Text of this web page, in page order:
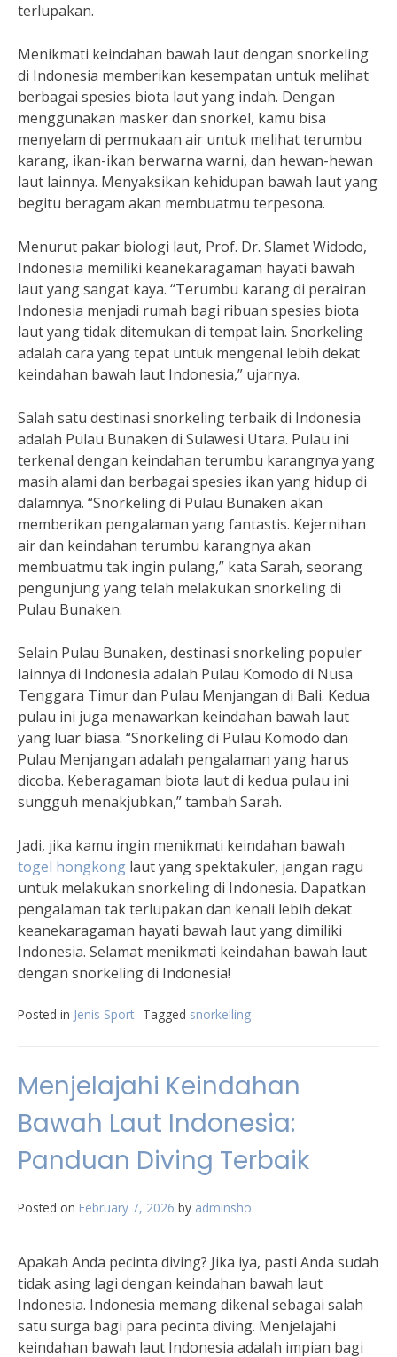
terlupakan.
Menikmati keindahan bawah laut dengan snorkeling
di Indonesia memberikan kesempatan untuk melihat
berbagai spesies biota laut yang indah. Dengan
menggunakan masker dan snorkel, kamu bisa
menyelam di permukaan air untuk melihat terumbu
karang, ikan-ikan berwarna warni, dan hewan-hewan
laut lainnya. Menyaksikan kehidupan bawah laut yang
begitu beragam akan membuatmu terpesona.
Menurut pakar biologi laut, Prof. Dr. Slamet Widodo,
Indonesia memiliki keanekaragaman hayati bawah
laut yang sangat kaya. “Terumbu karang di perairan
Indonesia menjadi rumah bagi ribuan spesies biota
laut yang tidak ditemukan di tempat lain. Snorkeling
adalah cara yang tepat untuk mengenal lebih dekat
keindahan bawah laut Indonesia,” ujarnya.
Salah satu destinasi snorkeling terbaik di Indonesia
adalah Pulau Bunaken di Sulawesi Utara. Pulau ini
terkenal dengan keindahan terumbu karangnya yang
masih alami dan berbagai spesies ikan yang hidup di
dalamnya. “Snorkeling di Pulau Bunaken akan
memberikan pengalaman yang fantastis. Kejernihan
air dan keindahan terumbu karangnya akan
membuatmu tak ingin pulang,” kata Sarah, seorang
pengunjung yang telah melakukan snorkeling di
Pulau Bunaken.
Selain Pulau Bunaken, destinasi snorkeling populer
lainnya di Indonesia adalah Pulau Komodo di Nusa
Tenggara Timur dan Pulau Menjangan di Bali. Kedua
pulau ini juga menawarkan keindahan bawah laut
yang luar biasa. “Snorkeling di Pulau Komodo dan
Pulau Menjangan adalah pengalaman yang harus
dicoba. Keberagaman biota laut di kedua pulau ini
sungguh menakjubkan,” tambah Sarah.
Jadi, jika kamu ingin menikmati keindahan bawah
togel hongkong laut yang spektakuler, jangan ragu
untuk melakukan snorkeling di Indonesia. Dapatkan
pengalaman tak terlupakan dan kenali lebih dekat
keanekaragaman hayati bawah laut yang dimiliki
Indonesia. Selamat menikmati keindahan bawah laut
dengan snorkeling di Indonesia!
Posted in Jenis Sport Tagged snorkelling
Menjelajahi Keindahan
Bawah Laut Indonesia:
Panduan Diving Terbaik
Posted on February 7, 2026 by adminsho
Apakah Anda pecinta diving? Jika iya, pasti Anda sudah
tidak asing lagi dengan keindahan bawah laut
Indonesia. Indonesia memang dikenal sebagai salah
satu surga bagi para pecinta diving. Menjelajahi
keindahan bawah laut Indonesia adalah impian bagi